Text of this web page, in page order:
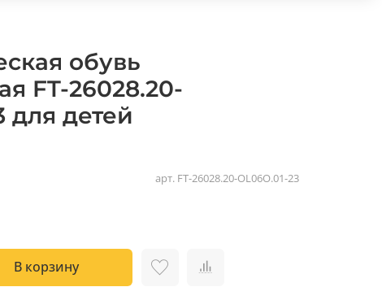
арт. FT-26028.20-OL06О.01-23
обувь
FT-26028.20-
для детей
В корзину